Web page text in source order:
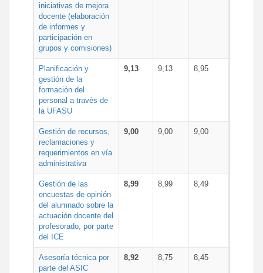
iniciativas de mejora
docente (elaboración
de informes y
participación en
grupos y comisiones)
Planificación y
gestión de la
formación del
personal a través de
la UFASU
9,13 9,13 8,95
Gestión de recursos,
reclamaciones y
requerimientos en vía
administrativa
9,00 9,00 9,00
Gestión de las
encuestas de opinión
del alumnado sobre la
actuación docente del
profesorado, por parte
del ICE
8,99 8,99 8,49
Asesoría técnica por
parte del ASIC
8,92 8,75 8,45